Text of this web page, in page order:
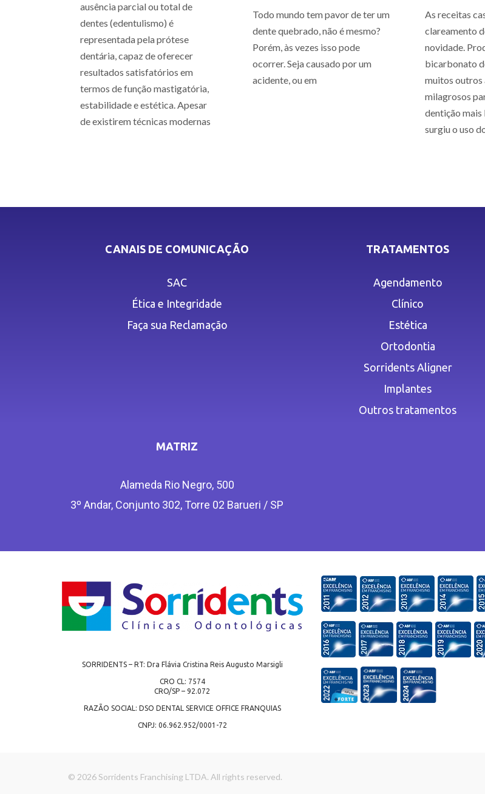
ausência parcial ou total de
dentes (edentulismo) é
representada pela prótese
dentária, capaz de oferecer
resultados satisfatórios em
termos de função mastigatória,
estabilidade e estética. Apesar
de existirem técnicas modernas
Todo mundo tem pavor de ter um
dente quebrado, não é mesmo?
Porém, às vezes isso pode
ocorrer. Seja causado por um
acidente, ou em
As receitas
clareamento
novidade.
bicarbonato
muitos outros
milagrosos
dentição mais
surgiu o uso
CANAIS DE COMUNICAÇÃO
SAC
Ética e Integridade
Faça sua Reclamação
TRATAMENTOS
Agendamento
Clínico
Estética
Ortodontia
Sorridents Aligner
Implantes
Outros tratamentos
MATRIZ
Alameda Rio Negro, 500
3º Andar, Conjunto 302, Torre 02 Barueri / SP
SORRIDENTS – RT: Dra Flávia Cristina Reis Augusto Marsigli
CRO CL: 7574
CRO/SP – 92.072
RAZÃO SOCIAL: DSO DENTAL SERVICE OFFICE FRANQUIAS
CNPJ: 06.962.952/0001-72
© 2026 Sorridents Franchising LTDA. All rights reserved.